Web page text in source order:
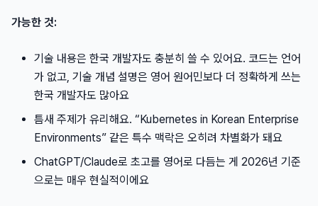
가능한 것:
기술 내용은 한국 개발자도 충분히 쓸 수 있어요. 코드는 언어
가 없고, 기술 개념 설명은 영어 원어민보다 더 정확하게 쓰는
한국 개발자도 많아요
틈새 주제가 유리해요. “Kubernetes in Korean Enterprise
Environments” 같은 특수 맥락은 오히려 차별화가 돼요
ChatGPT/Claude로 초고를 영어로 다듬는 게 2026년 기준
으로는 매우 현실적이에요